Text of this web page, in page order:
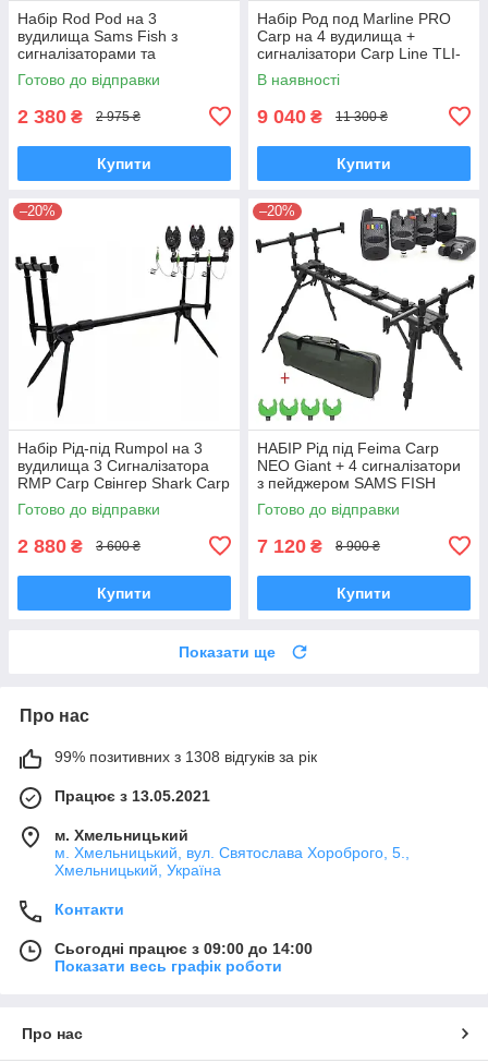
Набір Rod Pod на 3
вудилища Sams Fish з
сигналізаторами та
свінгерами + чохол
Готово до відправки
2 380 ₴ 2 975 ₴
Купити
Набір Род под Marline PRO
Carp на 4 вудилища +
сигналізатори Carp Line TLI-
28 4+1 зі свінгерами Swinger
02 у кейсі
В наявності
9 040 ₴ 11 300 ₴
Купити
–20%
Набір Рід-під Rumpol на 3
вудилища 3 Сигналізатора
RMP Carp Свінгер Shark Carp
Зелений - 3шт
Готово до відправки
2 880 ₴ 3 600 ₴
Купити
–20%
НАБІР Рід під Feima Carp
NEO Giant + 4 сигналізатори
з пейджером SAMS FISH
трансформер на 4 вудлища
Готово до відправки
7 120 ₴ 8 900 ₴
Купити
Показати ще
Про нас
99% позитивних з 1308 відгуків за рік
Працює з 13.05.2021
м. Хмельницький
м. Хмельницький, вул. Святослава Хороброго, 5.,
Хмельницький, Україна
Контакти
Сьогодні працює з 09:00 до 14:00
Показати весь графік роботи
Про нас